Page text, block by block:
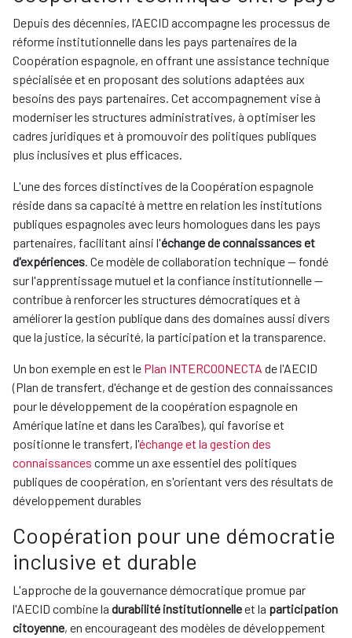
Depuis des décennies, l’AECID accompagne les processus de
réforme institutionnelle dans les pays partenaires de la
Coopération espagnole, en offrant une assistance technique
spécialisée et en proposant des solutions adaptées aux
besoins des pays partenaires. Cet accompagnement vise à
moderniser les structures administratives, à optimiser les
cadres juridiques et à promouvoir des politiques publiques
plus inclusives et plus efficaces.
L'une des forces distinctives de la Coopération espagnole
réside dans sa capacité à mettre en relation les institutions
publiques espagnoles avec leurs homologues dans les pays
partenaires, facilitant ainsi l'échange de connaissances et
d'expériences. Ce modèle de collaboration technique — fondé
sur l'apprentissage mutuel et la confiance institutionnelle —
contribue à renforcer les structures démocratiques et à
améliorer la gestion publique dans des domaines aussi divers
que la justice, la sécurité, la participation et la transparence.
Un bon exemple en est le Plan INTERCOONECTA de l'AECID
(Plan de transfert, d'échange et de gestion des connaissances
pour le développement de la coopération espagnole en
Amérique latine et dans les Caraïbes), qui favorise et
positionne le transfert, l'échange et la gestion des
connaissances comme un axe essentiel des politiques
publiques de coopération, en s'orientant vers des résultats de
développement durables
Coopération pour une démocratie
inclusive et durable
L'approche de la gouvernance démocratique promue par
l'AECID combine la durabilité institutionnelleet la participation
citoyenne, en encourageant des modèles de développement